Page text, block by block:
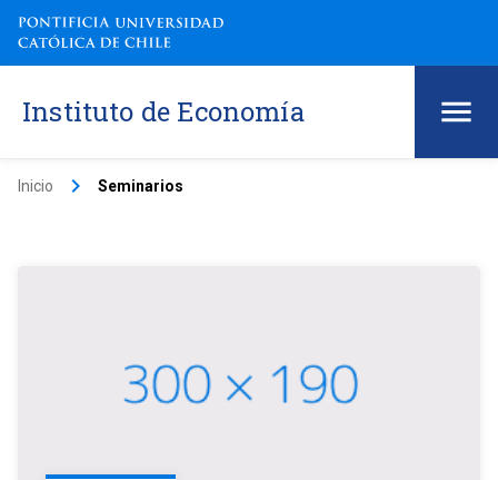
Instituto de Economía
Inicio keyboard_arrow_right Seminarios